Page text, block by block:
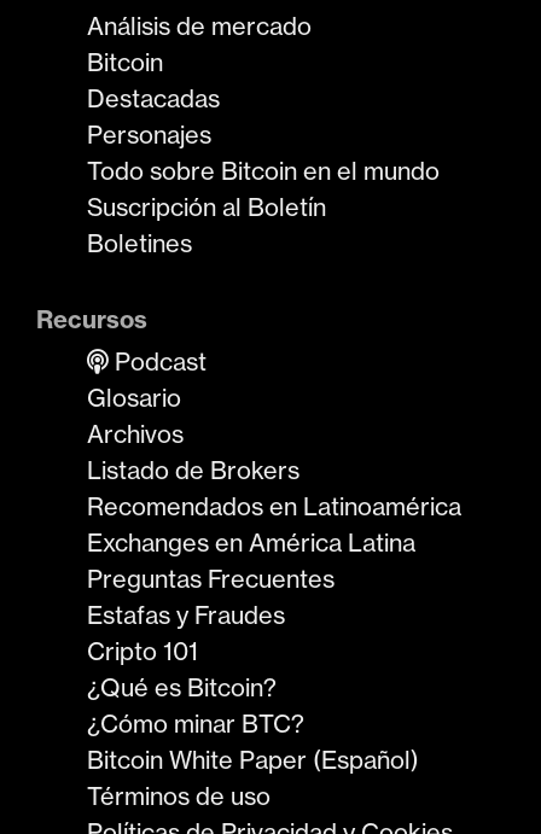
Análisis de mercado
Bitcoin
Destacadas
Personajes
Todo sobre Bitcoin en el mundo
Suscripción al Boletín
Boletines
Recursos
Podcast
Glosario
Archivos
Listado de Brokers
Recomendados en Latinoamérica
Exchanges en América Latina
Preguntas Frecuentes
Estafas y Fraudes
Cripto 101
¿Qué es Bitcoin?
¿Cómo minar BTC?
Bitcoin White Paper (Español)
Términos de uso